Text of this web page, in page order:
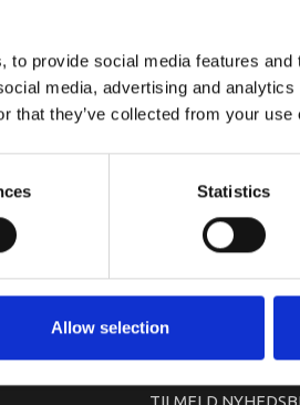
to provide social media features
media, advertising and
that they’ve collected from your
Statistics
Allow selection
i enkelte tilfælde være produkter, som
TILMELD